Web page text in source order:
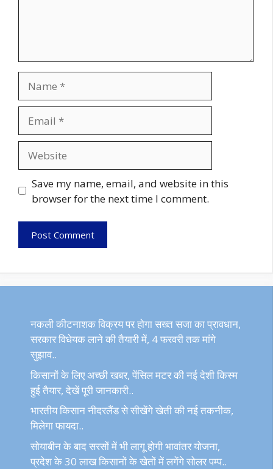
Save my name, email, and website in this
browser for the next time I comment.
नकली कीटनाशक विक्रय पर होगा सख्त सजा का प्रावधान,
सरकार विधेयक लाने की तैयारी में, 4 फरवरी तक मांगे
सुझाव..
किसानों के लिए अच्छी खबर, पेंसिल मटर की नई देशी किस्म
हुई तैयार, देखें पूरी जानकारी..
भारतीय किसान नीदरलैंड से सीखेंगे खेती की नई तकनीक,
मिलेगा फायदा..
सोयाबीन के बाद सरसों में भी लागू होगी भावांतर योजना,
प्रदेश के 30 लाख किसानों के खेतों में लगेंगे सोलर पम्प..